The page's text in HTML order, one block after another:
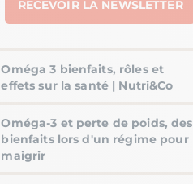
Oméga 3 bienfaits, rôles et
effets sur la santé | Nutri&Co
Oméga-3 et perte de poids, des
bienfaits lors d'un régime pour
maigrir